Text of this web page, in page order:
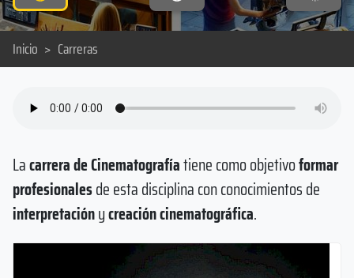
Inicio > Carreras
Lacarrera de Cinematografíatiene como objetivoformar
profesionalesde esta disciplina con conocimientos de
interpretaciónycreación cinematográfica.